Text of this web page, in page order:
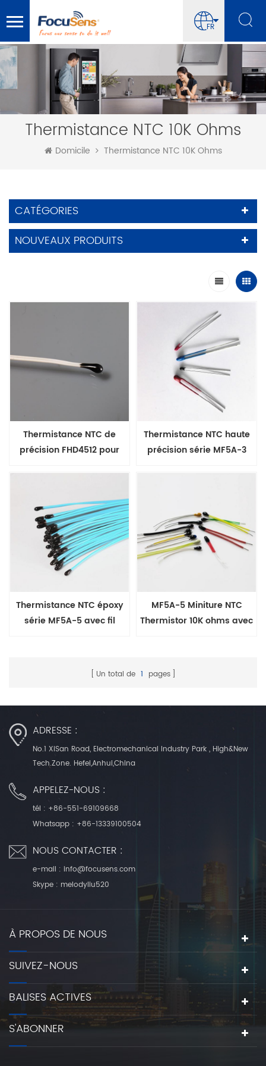
FR
Thermistance NTC 10K Ohms
Domicile Thermistance NTC 10K Ohms
CATÉGORIES
NOUVEAUX PRODUITS
Thermistance NTC de
précision FHD4512 pour
Thermistance NTC haute
précision série MF5A-3
Thermistance NTC époxy
série MF5A-5 avec fil
MF5A-5 Miniture NTC
Thermistor 10K ohms avec
Un total de 1 pages
ADRESSE :
No.1 XiSan Road, Electromechanical Industry Park , High&New
Tech.Zone. Hefei,Anhui,China
APPELEZ-NOUS :
tél : +86-551-69109668
Whatsapp : +86-13339100504
NOUS CONTACTER :
e-mail : info@focusens.com
Skype : melodyliu520
À PROPOS DE NOUS
SUIVEZ-NOUS
BALISES ACTIVES
S'ABONNER